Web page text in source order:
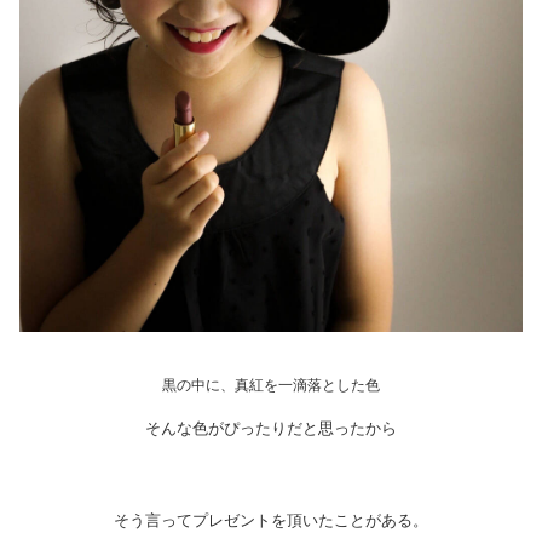
黒の中に、真紅を一滴落とした色
そんな色がぴったりだと思ったから
そう言ってプレゼントを頂いたことがある。